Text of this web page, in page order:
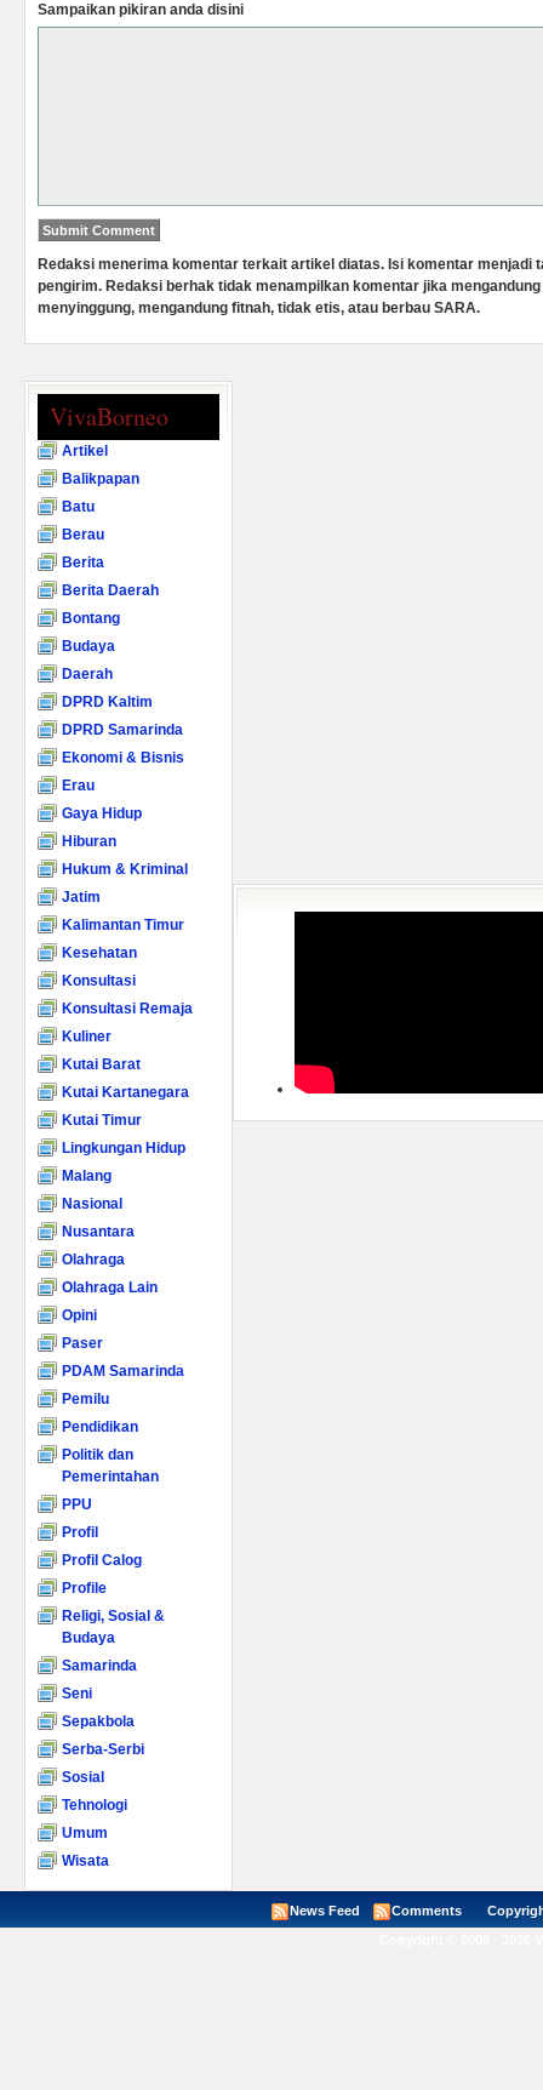
Sampaikan pikiran anda disini
Redaksi menerima komentar terkait artikel diatas. Isi komentar menjadi
pengirim. Redaksi berhak tidak menampilkan komentar jika
menyinggung, mengandung fitnah, tidak etis, atau berbau SARA.
VivaBorneo
Artikel
Balikpapan
Batu
Berau
Berita
Berita Daerah
Bontang
Budaya
Daerah
DPRD Kaltim
DPRD Samarinda
Ekonomi & Bisnis
Erau
Gaya Hidup
Hiburan
Hukum & Kriminal
Jatim
Kalimantan Timur
Kesehatan
Konsultasi
Konsultasi Remaja
Kuliner
Kutai Barat
Kutai Kartanegara
Kutai Timur
Lingkungan Hidup
Malang
Nasional
Nusantara
Olahraga
Olahraga Lain
Opini
Paser
PDAM Samarinda
Pemilu
Pendidikan
Politik dan
Pemerintahan
PPU
Profil
Profil Calog
Profile
Religi, Sosial &
Budaya
Samarinda
Seni
Sepakbola
Serba-Serbi
Sosial
Tehnologi
Umum
Wisata
News Feed Comments Copyright